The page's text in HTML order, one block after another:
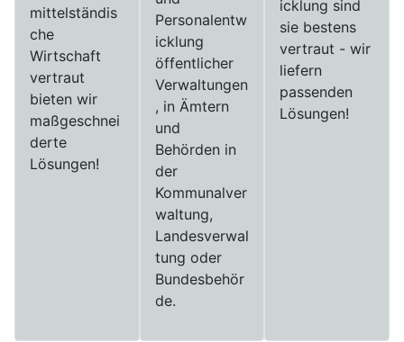
mittelständis
che
Wirtschaft
vertraut
bieten wir
maßgeschnei
derte
Lösungen!
Personalentw
icklung
öffentlicher
Verwaltungen
, in Ämtern
und
Behörden in
der
Kommunalver
waltung,
Landesverwal
tung oder
Bundesbehör
de.
icklung sind
sie bestens
vertraut - wir
liefern
passenden
Lösungen!